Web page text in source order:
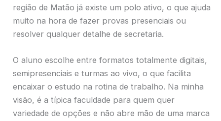
região de Matão já existe um polo ativo, o que ajuda
muito na hora de fazer provas presenciais ou
resolver qualquer detalhe de secretaria.
O aluno escolhe entre formatos totalmente digitais,
semipresenciais e turmas ao vivo, o que facilita
encaixar o estudo na rotina de trabalho. Na minha
visão, é a típica faculdade para quem quer
variedade de opções e não abre mão de uma marca